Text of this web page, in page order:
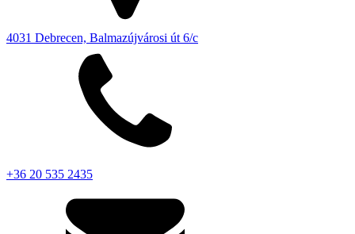
4031 Debrecen, Balmazújvárosi út 6/c
+36 20 535 2435